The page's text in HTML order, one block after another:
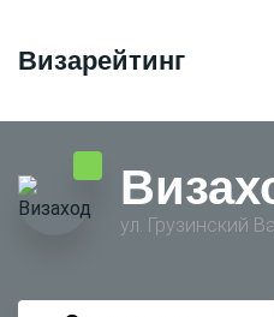
Визарейтинг
ул. Грузинский